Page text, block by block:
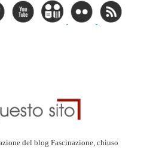
del blog Fascinazione, chiuso